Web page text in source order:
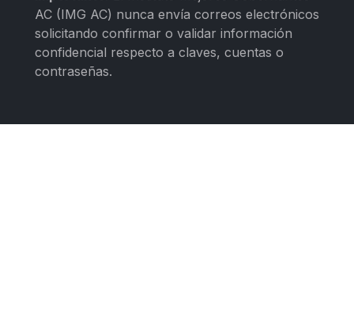
AC (IMG AC) nunca envía correos electrónicos
solicitando confirmar o validar información
confidencial respecto a claves, cuentas o
contraseñas.